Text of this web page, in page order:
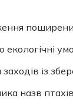
із
назв